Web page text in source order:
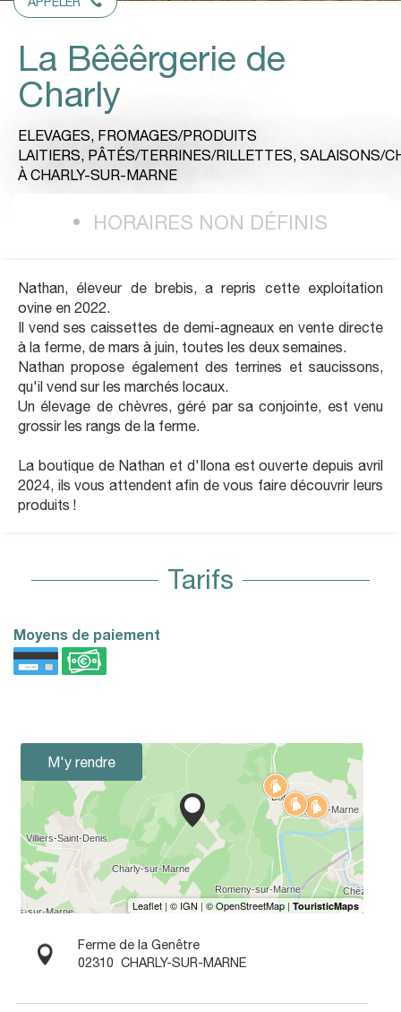
La Bêêêrgerie de
Charly
ELEVAGES, FROMAGES/PRODUITS
LAITIERS, PÂTÉS/TERRINES/RILLETTES, SALAISONS/
À CHARLY-SUR-MARNE
HORAIRES NON DÉFINIS
Nathan, éleveur de brebis, a repris cette exploitation
ovine en 2022.
Il vend ses caissettes de demi-agneaux en vente directe
à la ferme, de mars à juin, toutes les deux semaines.
Nathan propose également des terrines et saucissons,
qu'il vend sur les marchés locaux.
Un élevage de chèvres, géré par sa conjointe, est venu
grossir les rangs de la ferme.
La boutique de Nathan et d'Ilona est ouverte depuis avril
2024, ils vous attendent afin de vous faire découvrir leurs
produits !
Tarifs
Moyens de paiement
M'y rendre
Ferme de la Genêtre
02310 CHARLY-SUR-MARNE